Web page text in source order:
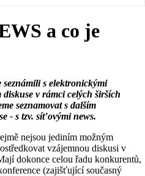
a co je
s elektronickými
v rámci celých širších
seznamovat s dalším
- s tzv. síťovými news.
nejsou jediním možným
vzájemnou diskusi v
dokonce celou řadu konkurentů,
(zajišťující současný